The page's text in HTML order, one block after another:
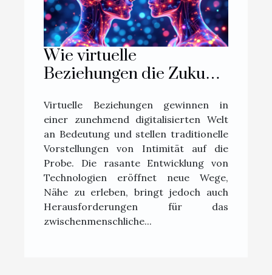
Wie virtuelle
Beziehungen die Zukunft
könnten
Virtuelle Beziehungen gewinnen in
einer zunehmend digitalisierten Welt
an Bedeutung und stellen traditionelle
Vorstellungen von Intimität auf die
Probe. Die rasante Entwicklung von
Technologien eröffnet neue Wege,
Nähe zu erleben, bringt jedoch auch
Herausforderungen für das
zwischenmenschliche...